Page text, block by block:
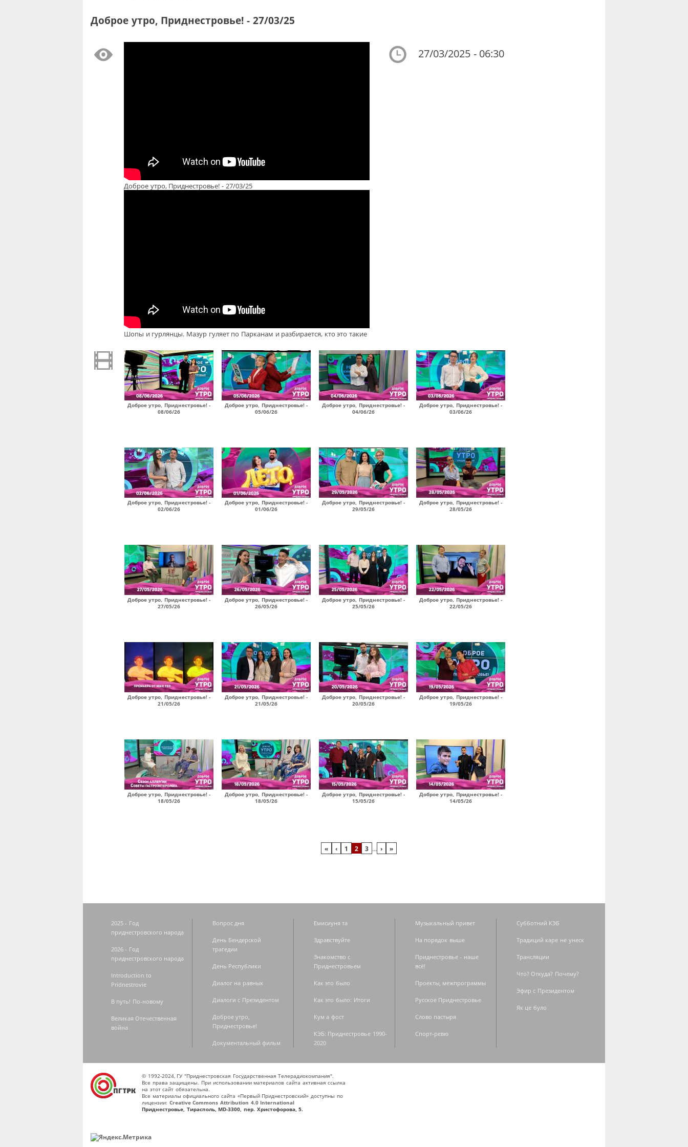
Доброе утро, Приднестровье! - 27/03/25
Доброе утро, Приднестровье! - 27/03/25
Шопы и гурлянцы. Мазур гуляет по Парканам и разбирается, кто это такие
27/03/2025 - 06:30
Доброе утро, Приднестровье! -
08/06/26
Доброе утро, Приднестровье! -
05/06/26
Доброе утро, Приднестровье! -
04/06/26
Доброе утро, Приднестровье! -
03/06/26
Доброе утро, Приднестровье! -
02/06/26
Доброе утро, Приднестровье! -
01/06/26
Доброе утро, Приднестровье! -
29/05/26
Доброе утро, Приднестровье! -
28/05/26
Доброе утро, Приднестровье! -
27/05/26
Доброе утро, Приднестровье! -
26/05/26
Доброе утро, Приднестровье! -
25/05/26
Доброе утро, Приднестровье! -
22/05/26
Доброе утро, Приднестровье! -
21/05/26
Доброе утро, Приднестровье! -
21/05/26
Доброе утро, Приднестровье! -
20/05/26
Доброе утро, Приднестровье! -
19/05/26
Доброе утро, Приднестровье! -
18/05/26
Доброе утро, Приднестровье! -
18/05/26
Доброе утро, Приднестровье! -
15/05/26
Доброе утро, Приднестровье! -
14/05/26
« ‹ 1 2 3 … › »
2025 - Год
приднестровского народа
2026 - Год
приднестровского народа
Introduction to
Pridnestrovie
В путь! По-новому
Великая Отечественная
война
Вопрос дня
День Бендерской
трагедии
День Республики
Диалог на равных
Диалоги с Президентом
Доброе утро,
Приднестровье!
Документальный фильм
Емисиуня та
Здравствуйте
Знакомство с
Приднестровьем
Как это было
Как это было: Итоги
Кум а фост
КЭБ: Приднестровье 1990-
2020
Музыкальный привет
На порядок выше
Приднестровье - наше
всё!
Проекты, межпрограммы
Русское Приднестровье
Слово пастыря
Спорт-ревю
Субботний КЭБ
Традиций каре не унеск
Трансляции
Что? Откуда? Почему?
Эфир с Президентом
Як це було
© 1992-2024, ГУ "Приднестровская Государственная Телерадиокомпания".
Все права защищены. При использовании материалов сайта активная ссылка
на этот сайт обязательна.
Все материалы официального сайта «Первый Приднестровский» доступны по
лицензии: Creative Commons Attribution 4.0 International
Приднестровье, Тирасполь, MD-3300, пер. Христофорова, 5.